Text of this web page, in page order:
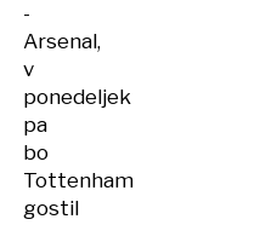
-
Arsenal,
v
ponedeljek
pa
bo
Tottenham
gostil